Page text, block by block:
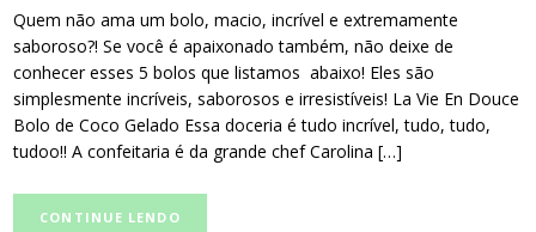
Quem não ama um bolo, macio, incrível e extremamente
saboroso?! Se você é apaixonado também, não deixe de
conhecer esses 5 bolos que listamos abaixo! Eles são
simplesmente incríveis, saborosos e irresistíveis! La Vie En Douce
Bolo de Coco Gelado Essa doceria é tudo incrível, tudo, tudo,
tudoo!! A confeitaria é da grande chef Carolina […]
CONTINUE LENDO